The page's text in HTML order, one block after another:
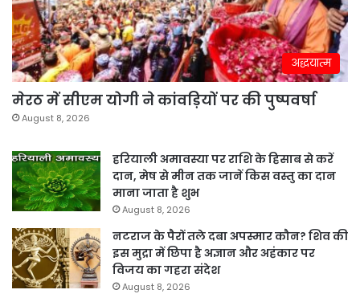
अद्धयात्म
मेरठ में सीएम योगी ने कांवड़ियों पर की पुष्पवर्षा
August 8, 2026
हरियाली अमावस्या पर राशि के हिसाब से करें
दान, मेष से मीन तक जानें किस वस्तु का दान
माना जाता है शुभ
August 8, 2026
नटराज के पैरों तले दबा अपस्मार कौन? शिव की
इस मुद्रा में छिपा है अज्ञान और अहंकार पर
विजय का गहरा संदेश
August 8, 2026